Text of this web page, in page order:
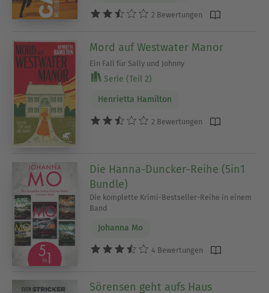
2 Bewertungen
Mord auf Westwater Manor
Ein Fall für Sally und Johnny
Serie (Teil 2)
Henrietta Hamilton
2 Bewertungen
Die Hanna-Duncker-Reihe (5in1
Bundle)
Die komplette Krimi-Bestseller-Reihe in einem
Band
Johanna Mo
4 Bewertungen
Sörensen geht aufs Haus